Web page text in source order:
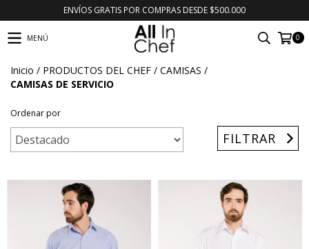
ENVÍOS GRATIS POR COMPRAS DESDE $500.000
MENÚ 0
Inicio / PRODUCTOS DEL CHEF / CAMISAS /
CAMISAS DE SERVICIO
Ordenar por
FILTRAR